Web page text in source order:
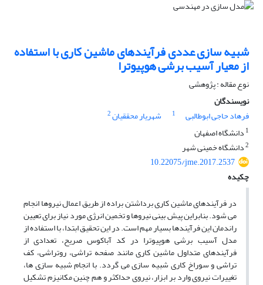
شبیه سازی عددی فرآیندهای ماشین کاری با استفاده
از معیار آسیب برشی هوپیوترا
نوع مقاله : پژوهشی
نویسندگان
فرهاد حاجی ابوطالبی
1 شهریار محققیان2
1 دانشگاه اصفهان
2دانشگاه خمینی شهر
10.22075/jme.2017.2537
چکیده
در فرآیندهای ماشین کاری برداشتن براده از طریق اعمال نیروها انجام
می شود. بنابراین پیش بینی نیروها و تخمین انرژی مورد نیاز برای تعیین
راندمان این فرآیندها بسیار مهم است. در این تحقیق ابتدا، با استفاده از
مدل آسیب برشی هوپیوترا در کد آباکوس صریح، تعدادی از
فرآیندهای متداول ماشین کاری مانند صفحه تراشی، روتراشی، کف
تراشی و سوراخ کاری شبیه سازی می گردد. با انجام شبیه سازی ها،
تغییرات نیروی وارد بر ابزار، نیروی حداکثر و هم چنین مکانیزم تشکیل